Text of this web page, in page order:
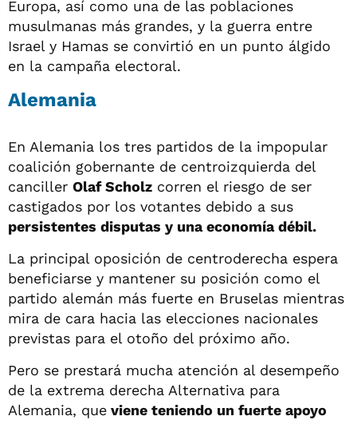
Europa, así como una de las poblaciones
musulmanas más grandes, y la guerra entre
Israel y Hamas se convirtió en un punto álgido
en la campaña electoral.
Alemania
En Alemania los tres partidos de la impopular
coalición gobernante de centroizquierda del
canciller Olaf Scholz corren el riesgo de ser
castigados por los votantes debido a sus
persistentes disputas y una economía débil.
La principal oposición de centroderecha espera
beneficiarse y mantener su posición como el
partido alemán más fuerte en Bruselas mientras
mira de cara hacia las elecciones nacionales
previstas para el otoño del próximo año.
Pero se prestará mucha atención al desempeño
de la extrema derecha Alternativa para
Alemania, que viene teniendo un fuerte apoyo